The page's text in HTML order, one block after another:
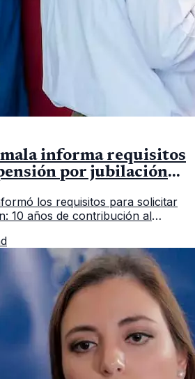
informa requisitos
por jubilación
los requisitos para solicitar
10 años de contribución al